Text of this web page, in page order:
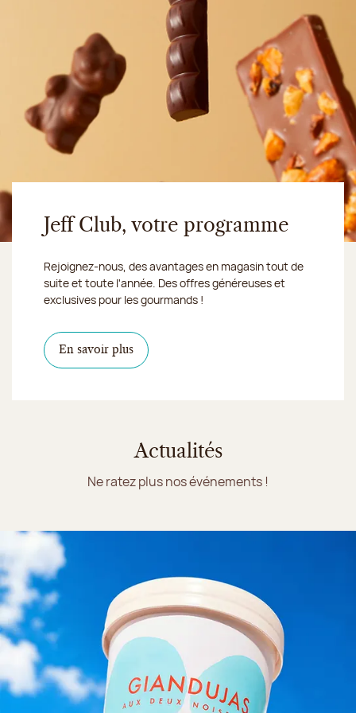
Jeff Club, votre programme
Rejoignez-nous, des avantages en magasin tout de
suite et toute l'année. Des offres généreuses et
exclusives pour les gourmands !
En savoir plus
Actualités
Ne ratez plus nos événements !